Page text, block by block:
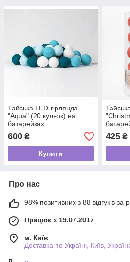
Тайська LED-гірлянда
"Aqua" (20 кульок) на
батарейках
600 ₴
Купити
425₴
Про нас
98% позитивних з 88 відгуків за
Працює з 19.07.2017
м. Київ
Доставка по Україні, Київ,